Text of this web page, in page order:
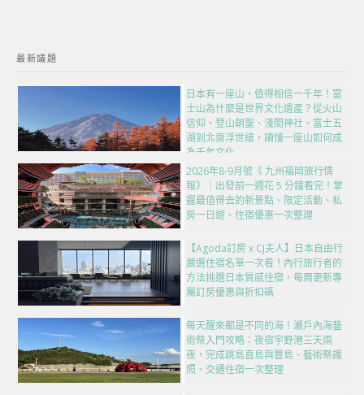
最新議題
日本有一座山，值得相信一千年！富
士山為什麼是世界文化遺產？從火山
信仰、登山朝聖、淺間神社、富士五
湖到北齋浮世繪，讀懂一座山如何成
為千年文化
2026年8-9月號《 九州福岡旅行情
報》｜出發前一週花 5 分鐘看完！掌
握最值得去的新景點、限定活動、私
房一日遊、住宿優惠一次整理
【Agoda訂房 x CJ夫人】日本自由行
嚴選住宿名單一次看！內行旅行者的
方法挑選日本質感住宿，每周更新專
屬訂房優惠與折扣碼
每天醒來都是不同的海！瀨戶內海藝
術祭入門攻略：夜宿宇野港三天兩
夜，完成跳島直島與豐島、藝術祭護
照、交通住宿一次整理